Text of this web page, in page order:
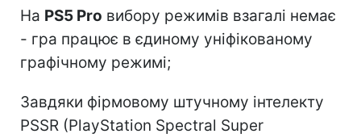
На PS5 Pro вибору режимів взагалі немає
- гра працює в єдиному уніфікованому
графічному режимі;
Завдяки фірмовому штучному інтелекту
PSSR (PlayStation Spectral Super